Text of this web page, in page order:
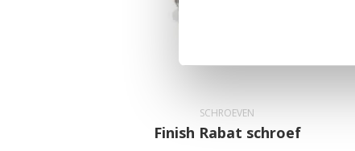
SCHROEVEN
Finish Rabat schroef